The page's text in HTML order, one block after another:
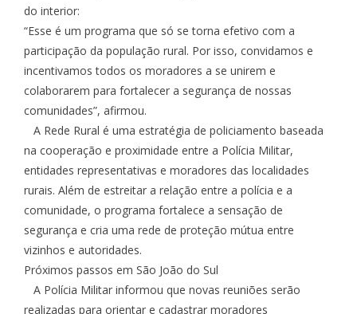
do interior:
“Esse é um programa que só se torna efetivo com a
participação da população rural. Por isso, convidamos e
incentivamos todos os moradores a se unirem e
colaborarem para fortalecer a segurança de nossas
comunidades”, afirmou.
A Rede Rural é uma estratégia de policiamento baseada
na cooperação e proximidade entre a Polícia Militar,
entidades representativas e moradores das localidades
rurais. Além de estreitar a relação entre a polícia e a
comunidade, o programa fortalece a sensação de
segurança e cria uma rede de proteção mútua entre
vizinhos e autoridades.
Próximos passos em São João do Sul
A Polícia Militar informou que novas reuniões serão
realizadas para orientar e cadastrar moradores